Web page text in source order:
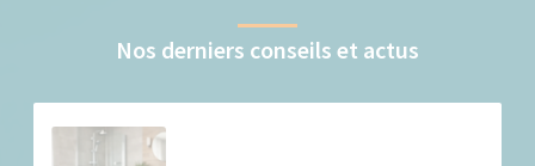
Nos derniers conseils et actus